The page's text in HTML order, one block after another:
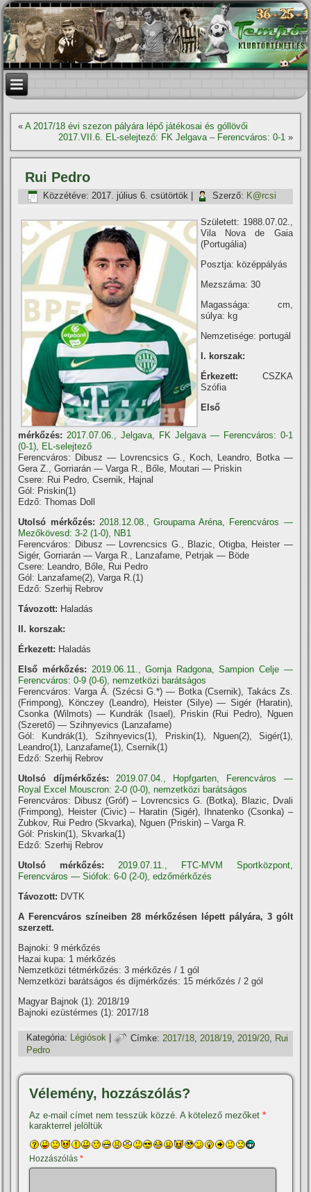
«A 2017/18 évi szezon pályára lépő játékosai és góllövői
2017.VII.6. EL-selejtező: FK Jelgava – Ferencváros: 0-1»
Rui Pedro
Közzétéve: 2017. július 6. csütörtök Szerző: K@rcsi
Született: 1988.07.02.,
Vila Nova de Gaia
(Portugália)
Posztja: középpályás
Mezszáma: 30
Magassága: cm,
súlya: kg
Nemzetisége: portugál
I. korszak:
Érkezett: CSZKA
Szófia
Első
mérkőzés: 2017.07.06., Jelgava, FK Jelgava — Ferencváros: 0-1
(0-1), EL-selejtező
Ferencváros: Dibusz — Lovrencsics G., Koch, Leandro, Botka —
Gera Z., Gorriarán — Varga R., Bőle, Moutari — Priskin
Csere: Rui Pedro, Csernik, Hajnal
Gól: Priskin(1)
Edző: Thomas Doll
Utolsó mérkőzés: 2018.12.08., Groupama Aréna, Ferencváros —
Mezőkövesd: 3-2 (1-0), NB1
Ferencváros: Dibusz — Lovrencsics G., Blazic, Otigba, Heister —
Sigér, Gorriarán — Varga R., Lanzafame, Petrjak — Böde
Csere: Leandro, Bőle, Rui Pedro
Gól: Lanzafame(2), Varga R.(1)
Edző: Szerhij Rebrov
Távozott: Haladás
II. korszak:
Érkezett: Haladás
Első mérkőzés: 2019.06.11., Gornja Radgona, Sampion Celje —
Ferencváros: 0-9 (0-6), nemzetközi barátságos
Ferencváros: Varga Á. (Szécsi G.*) — Botka (Csernik), Takács Zs.
(Frimpong), Könczey (Leandro), Heister (Silye) — Sigér (Haratin),
Csonka (Wilmots) — Kundrák (Isael), Priskin (Rui Pedro), Nguen
(Szerető) — Szihnyevics (Lanzafame)
Gól: Kundrák(1), Szihnyevics(1), Priskin(1), Nguen(2), Sigér(1),
Leandro(1), Lanzafame(1), Csernik(1)
Edző: Szerhij Rebrov
Utolsó dí­jmérkőzés:
2019.07.04., Hopfgarten, Ferencváros —
Royal Excel Mouscron: 2-0 (0-0), nemzetközi barátságos
Ferencváros: Dibusz (Gróf) – Lovrencsics G. (Botka), Blazic, Dvali
(Frimpong), Heister (Civic) – Haratin (Sigér), Ihnatenko (Csonka) –
Zubkov, Rui Pedro (Skvarka), Nguen (Priskin) – Varga R.
Gól: Priskin(1), Skvarka(1)
Edző: Szerhij Rebrov
Utolsó mérkőzés:
2019.07.11., FTC-MVM Sportközpont,
Ferencváros — Siófok: 6-0 (2-0), edzőmérkőzés
Távozott: DVTK
A Ferencváros szí­neiben 28 mérkőzésen lépett pályára, 3 gólt
szerzett.
Bajnoki: 9 mérkőzés
Hazai kupa: 1 mérkőzés
Nemzetközi tétmérkőzés: 3 mérkőzés / 1 gól
Nemzetközi barátságos és dí­jmérkőzés: 15 mérkőzés / 2 gól
Magyar Bajnok (1): 2018/19
Bajnoki ezüstérmes (1): 2017/18
Kategória: Légiósok | Címke: 2017/18 2018/19 2019/20 Rui
Pedro
Vélemény, hozzászólás?
Az e-mail címet nem tesszük közzé. A kötelező mezőket*
karakterrel jelöltük
Hozzászólás*